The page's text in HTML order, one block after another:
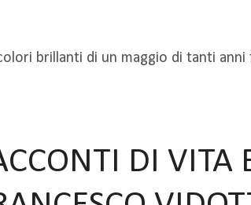
brillanti di un maggio di tanti
DI VITA